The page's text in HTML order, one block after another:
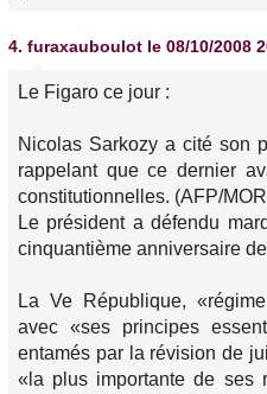
4. furaxauboulot le 08/10/2008
Le Figaro ce jour :
Nicolas Sarkozy a cité son
rappelant que ce dernier
constitutionnelles. (AFP/
Le président a défendu
cinquantième anniversaire
La Ve République,
avec «ses principes
entamés par la révision de
«la plus importante de ses